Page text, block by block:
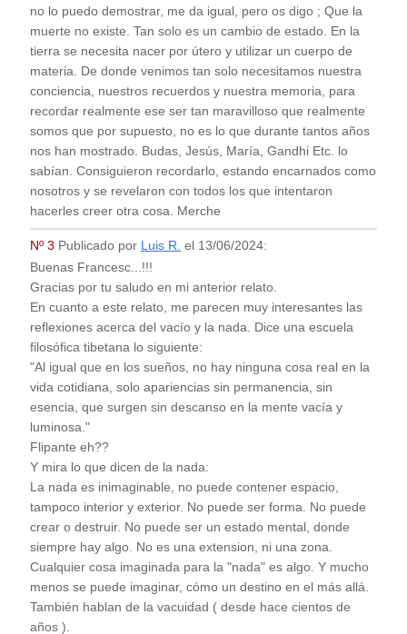
no lo puedo demostrar, me da igual, pero os digo ; Que la
muerte no existe. Tan solo es un cambio de estado. En la
tierra se necesita nacer por útero y utilizar un cuerpo de
materia. De donde venimos tan solo necesitamos nuestra
conciencia, nuestros recuerdos y nuestra memoria, para
recordar realmente ese ser tan maravilloso que realmente
somos que por supuesto, no es lo que durante tantos años
nos han mostrado. Budas, Jesús, María, Gandhi Etc. lo
sabían. Consiguieron recordarlo, estando encarnados como
nosotros y se revelaron con todos los que intentaron
hacerles creer otra cosa. Merche
Nº 3 Publicado por Luis R. el 13/06/2024:
Buenas Francesc...!!!
Gracias por tu saludo en mi anterior relato.
En cuanto a este relato, me parecen muy interesantes las
reflexiones acerca del vacío y la nada. Dice una escuela
filosófica tibetana lo siguiente:
"Al igual que en los sueños, no hay ninguna cosa real en la
vida cotidiana, solo apariencias sin permanencia, sin
esencia, que surgen sin descanso en la mente vacía y
luminosa."
Flipante eh??
Y mira lo que dicen de la nada:
La nada es inimaginable, no puede contener espacio,
tampoco interior y exterior. No puede ser forma. No puede
crear o destruir. No puede ser un estado mental, donde
siempre hay algo. No es una extension, ni una zona.
Cualquier cosa imaginada para la "nada" es algo. Y mucho
menos se puede imaginar, cómo un destino en el más allá.
También hablan de la vacuidad ( desde hace cientos de
años ).